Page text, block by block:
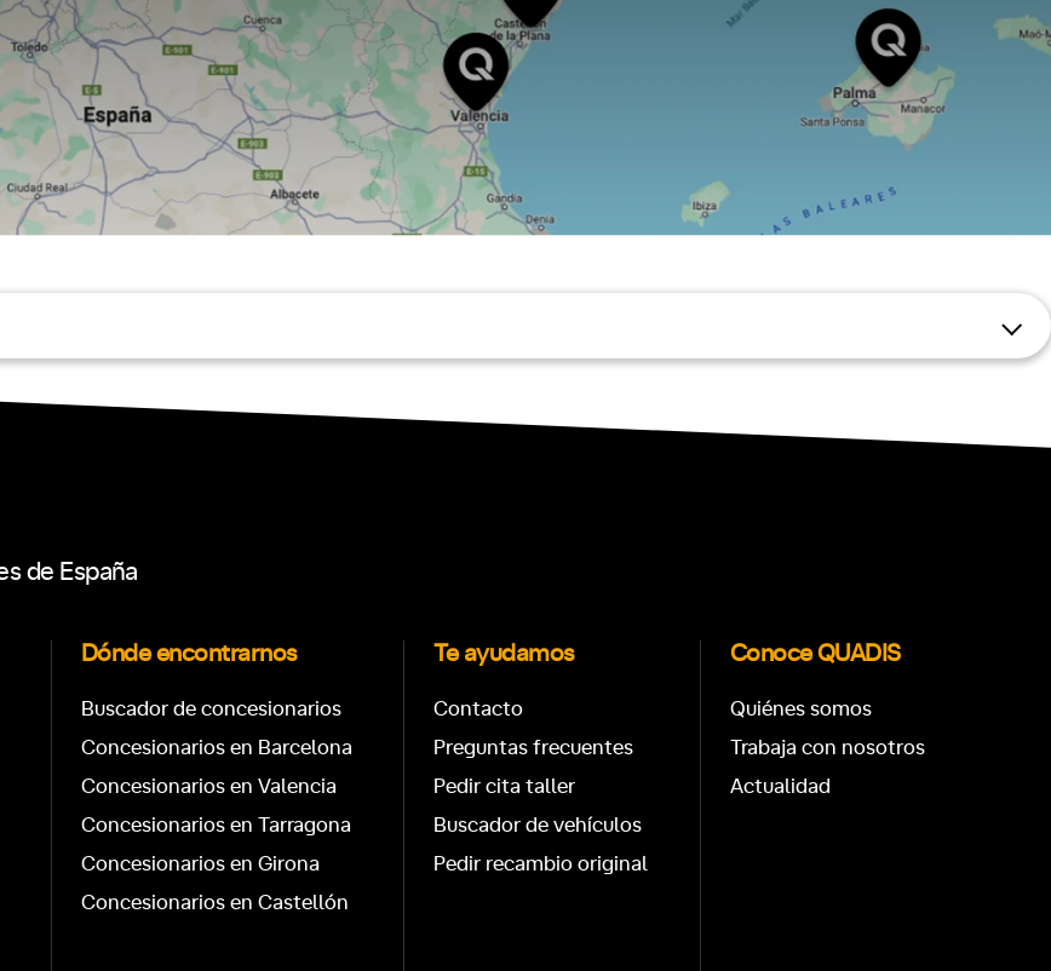
de España
Dónde encontrarnos
Buscador de concesionarios
Concesionarios en Barcelona
Concesionarios en Valencia
Concesionarios en Tarragona
Concesionarios en Girona
Concesionarios en Castellón
Te ayudamos
Contacto
Preguntas frecuentes
Pedir cita taller
Buscador de vehículos
Pedir recambio original
Conoce QUADIS
Quiénes somos
Trabaja con nosotros
Actualidad